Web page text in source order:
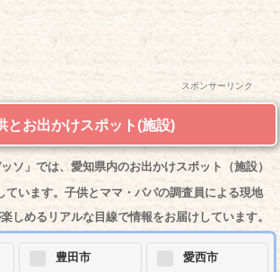
スポンサーリンク
とお出かけスポット(施設)
ソ」では、愛知県内のお出かけスポット（施設）
ています。子供とママ・パパの調査員による現地
しめるリアルな目線で情報をお届けしています。
豊田市 愛西市